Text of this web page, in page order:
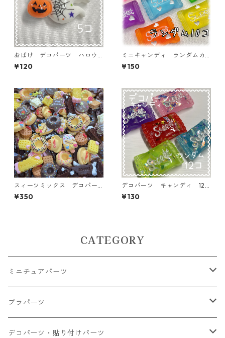
おばけ デコパーツ ハロウ
ィン 5個入り 貼り付けパー
ツ【DP-HLW-07】
¥120
ミニキャンディ ランダムカ
ラーミックス クリア 10個
入り デコパーツ 貼り付け
¥150
スィーツミックス デコパー
ツ イエロー 45個入り 貼
り付けパーツ【DP-SW-MIX
¥350
デコパーツ キャンディ 12
個入り 貼り付けパーツ【DP-
CY-016-MIX】
¥130
CATEGORY
ミニチュアパーツ
大きいパーツ グラス系
小さいパーツ グラス系
プラパーツ
ナスカン カニカン
デコパーツ・貼り付けパーツ